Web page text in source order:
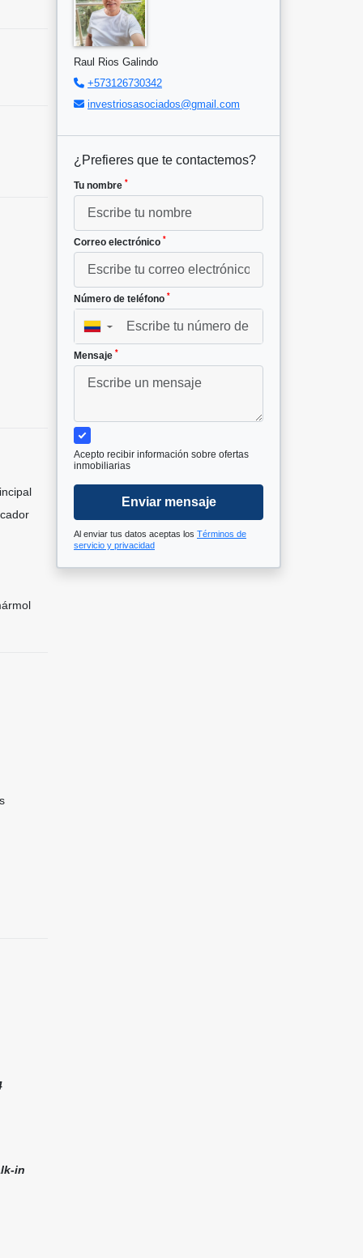
in
Raul Rios Galindo
+573126730342
investriosasociados@gmail.com
¿Prefieres que te contactemos?
Tu nombre *
Correo electrónico *
Número de teléfono *
▼
Mensaje *
Acepto recibir información sobre ofertas
inmobiliarias
Enviar mensaje
Al enviar tus datos aceptas los Términos de
servicio y privacidad